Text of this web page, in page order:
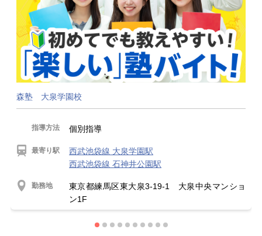
森塾 大泉学園校
指導方法 個別指導
最寄り駅
西武池袋線 大泉学園駅
西武池袋線 石神井公園駅
勤務地
東京都練馬区東大泉3-19-1 大泉中央マンショ
ン1F